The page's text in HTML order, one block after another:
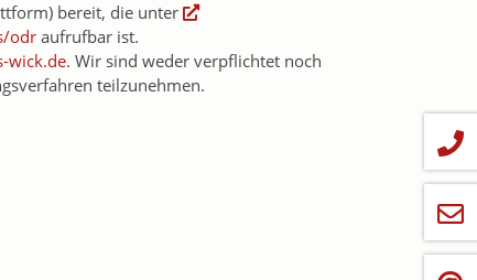
bereit, die unter
odraufrufbar ist.
wick.de. Wir sind weder verpflichtet noch
teilzunehmen.